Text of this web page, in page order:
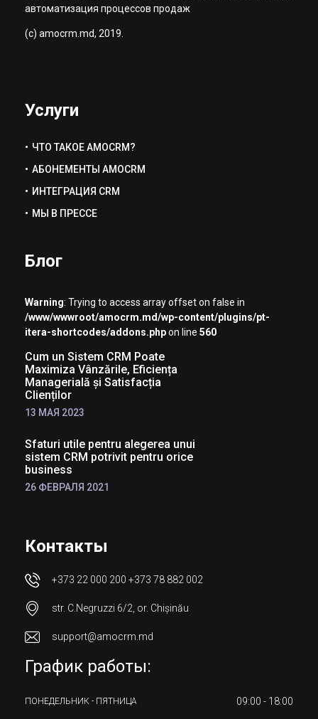
автоматизация процессов продаж
(с) amocrm.md, 2019.
Услуги
ЧТО ТАКОЕ AMOCRM?
АБОНЕМЕНТЫ AMOCRM
ИНТЕГРАЦИЯ CRM
МЫ В ПРЕССЕ
Блог
Warning: Trying to access array offset on false in
/www/wwwroot/amocrm.md/wp-content/plugins/pt-
itera-shortcodes/addons.phpon line 560
Cum un Sistem CRM Poate
Maximiza Vânzările, Eficiența
Managerială și Satisfacția
Clienților
13 МАЯ 2023
Sfaturi utile pentru alegerea unui
sistem CRM potrivit pentru orice
business
26 ФЕВРАЛЯ 2021
Контакты
+373 22 000 200 +373 78 882 002
str. C.Negruzzi 6/2, or. Chișinău
support@amocrm.md
График работы:
ПОНЕДЕЛЬНИК - ПЯТНИЦА 09:00 - 18:00